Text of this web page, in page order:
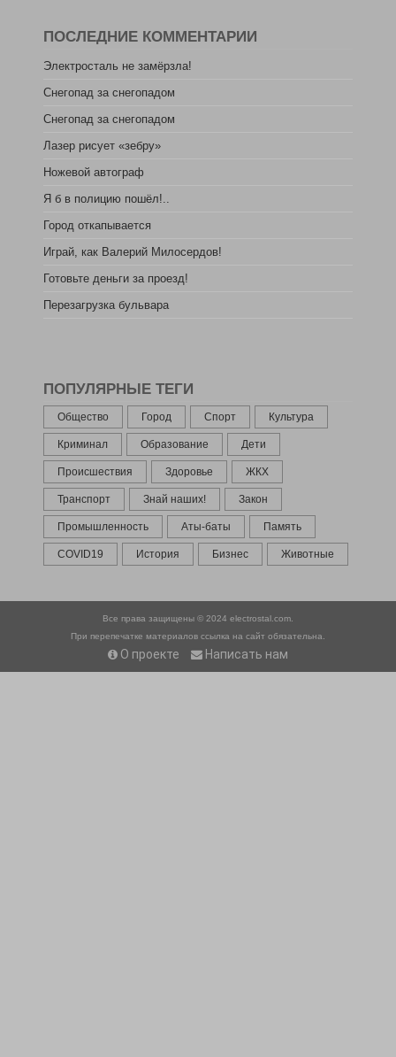
ПОСЛЕДНИЕ КОММЕНТАРИИ
Электросталь не замёрзла!
Снегопад за снегопадом
Снегопад за снегопадом
Лазер рисует «зебру»
Ножевой автограф
Я б в полицию пошёл!..
Город откапывается
Играй, как Валерий Милосердов!
Готовьте деньги за проезд!
Перезагрузка бульвара
ПОПУЛЯРНЫЕ ТЕГИ
Общество Город Спорт Культура
Криминал Образование Дети
Происшествия Здоровье ЖКХ
Транспорт Знай наших! Закон
Промышленность Аты-баты Память
COVID19 История Бизнес Животные
Все права защищены © 2024 electrostal.com.
При перепечатке материалов ссылка на сайт обязательна.
О проекте Написать нам